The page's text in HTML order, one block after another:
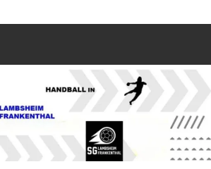
SG
Lambsheim/